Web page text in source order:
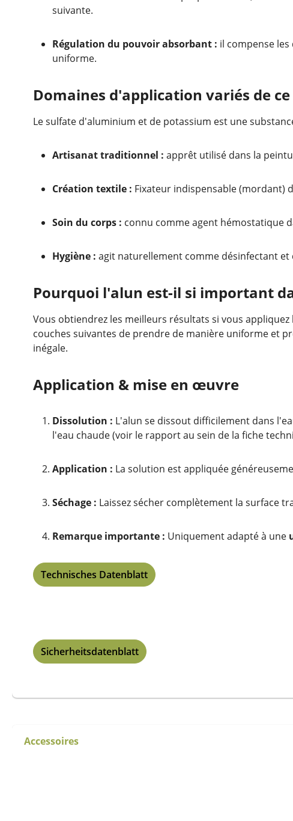
suivante.
Régulation du pouvoir absorbant : il compense
uniforme.
Domaines d'application variés de
Le sulfate d'aluminium et de potassium est une
Artisanat traditionnel : apprêt utilisé dans la
Création textile : Fixateur indispensable (mordant)
Soin du corps : connu comme agent hémostatique
Hygiène : agit naturellement comme désinfectant
Pourquoi l'alun est-il si important
Vous obtiendrez les meilleurs résultats si vous
couches suivantes de prendre de manière uniforme et
inégale.
Application & mise en œuvre
Dissolution : L'alun se dissout difficilement dans
l'eau chaude (voir le rapport au sein de la fiche
Application : La solution est appliquée
Séchage : Laissez sécher complètement la surface
Remarque importante : Uniquement adapté à une
Technisches Datenblatt
Sicherheitsdatenblatt
Accessoires